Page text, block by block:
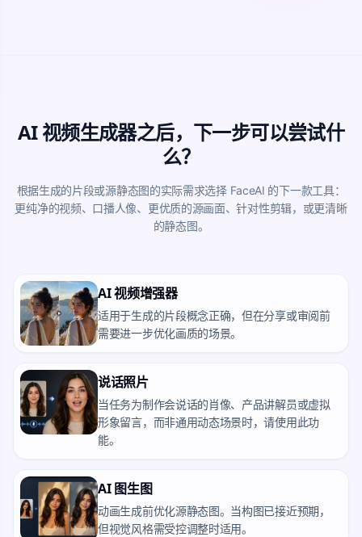
AI 视频生成器之后，下一步可以尝试什
么？
根据生成的片段或源静态图的实际需求选择 FaceAI 的下一款工具：
更纯净的视频、口播人像、更优质的源画面、针对性剪辑，或更清晰
的静态图。
AI 视频增强器
适用于生成的片段概念正确，但在分享或审阅前
需要进一步优化画质的场景。
说话照片
当任务为制作会说话的肖像、产品讲解员或虚拟
形象留言，而非通用动态场景时，请使用此功
能。
AI 图生图
动画生成前优化源静态图。当构图已接近预期，
但视觉风格需受控调整时适用。